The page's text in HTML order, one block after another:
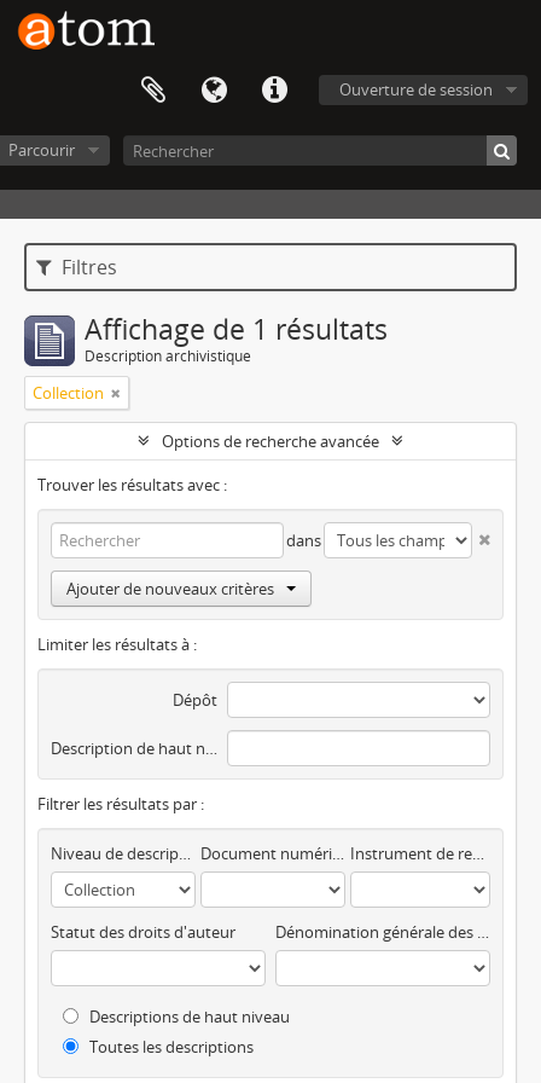
Ouverture de session
Parcourir
Filtres
Affichage de 1 résultats
Description archivistique
Collection
Options de recherche avancée
Trouver les résultats avec :
dans
Ajouter de nouveaux critères
Limiter les résultats à :
Dépôt
Description de haut niveau
Filtrer les résultats par :
Niveau de description Document numérique disponible Instrument de recherche
Statut des droits d'auteur Dénomination générale des documents
Descriptions de haut niveau
Toutes les descriptions